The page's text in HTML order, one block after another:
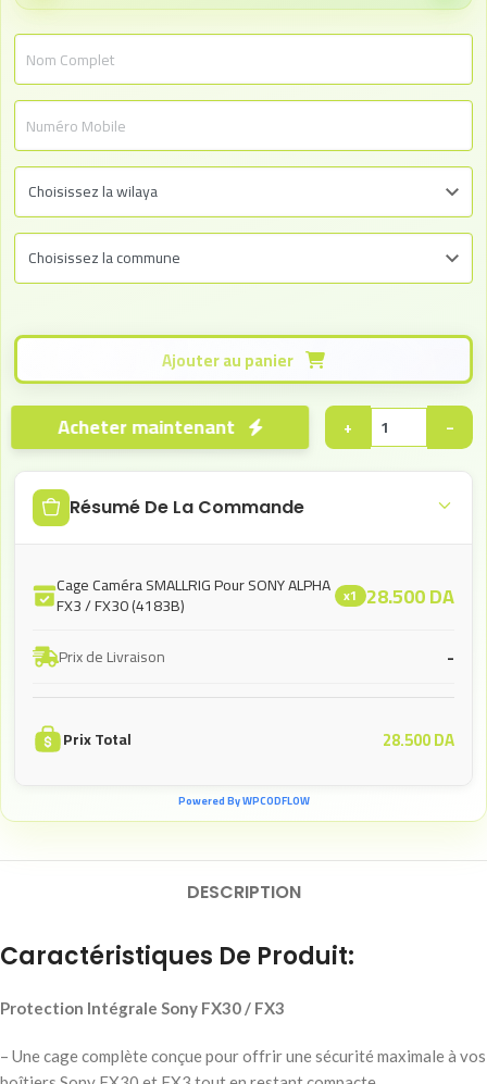
−
+
Acheter maintenant
Résumé De La Commande
Cage Caméra SMALLRIG Pour SONY ALPHA
FX3 / FX30 (4183B) x1 28.500DA
Prix de Livraison -
Prix Total 28.500DA
Powered By WPCODFLOW
DESCRIPTION
Caractéristiques De Produit:
Protection Intégrale Sony FX30 / FX3
– Une cage complète conçue pour offrir une sécurité maximale à vos